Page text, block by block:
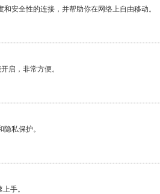
安全性的连接，并帮助你在网络上自由移动。
启，非常方便。
私保护。
手。